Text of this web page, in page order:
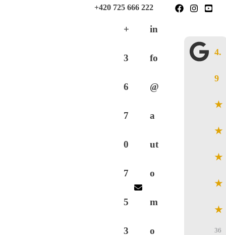
+420 725 666 222
+
3
6
7
0
7
5
3
in
fo
@
a
ut
o
m
o
4.
9
★
★
★
★
★
36